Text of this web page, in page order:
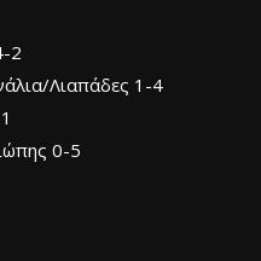
2
Λιαπάδες 1-4
0-5